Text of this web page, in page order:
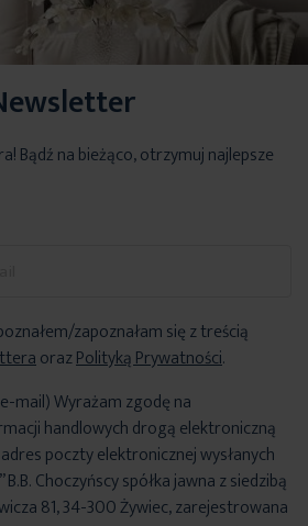
Bądź na bieżąco, otrzymuj najlepsze
zapoznałam się z treścią
orazPolityką Prywatności.
mail) Wyrażam zgodę na
handlowych drogą elektroniczną
poczty elektronicznej wysłanych
B.B. Choczyńscy spółka jawna z siedzibą
81, 34-300 Żywiec, zarejestrowana